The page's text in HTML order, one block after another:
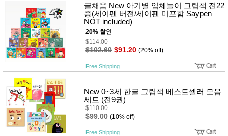
양념/소
스/가루
건조식
품
농산품
유 놀이방
DVD
유아 보
드(칠
판)
조형물
DIY
유아 이
글채움 New 아기별 입체놀이 그림책 전22
종(세이펜 버젼/세이펜 미포함 Saypen
NOT included)
20% 할인
$114.00
$102.60 $91.20 (20% off)
Free Shipping
New 0~3세 한글 그림책 베스트셀러 모음
세트 (전9권)
$110.00
$99.00 (10% off)
Free Shipping